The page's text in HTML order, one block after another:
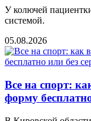
У колючей
системой.
05.08.2026
Все на спорт:
форму